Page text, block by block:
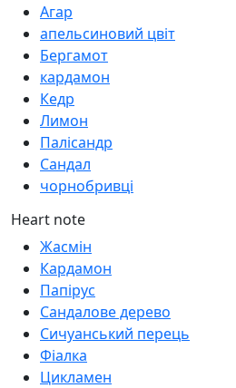
Агар
апельсиновий цвіт
Бергамот
кардамон
Кедр
Лимон
Палісандр
Сандал
чорнобривці
Heart note
Жасмін
Кардамон
Папірус
Сандалове дерево
Сичуанський перець
Фіалка
Цикламен